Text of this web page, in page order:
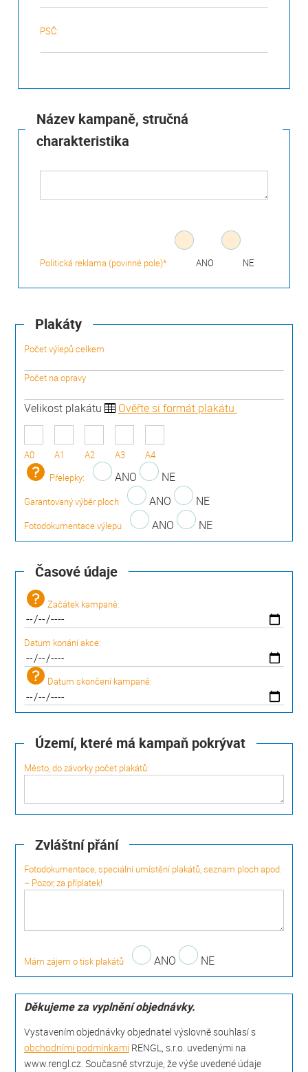
PSČ:
Název kampaně, stručná
charakteristika
Politická reklama (povinné pole)* ANO NE
Plakáty
Počet výlepů celkem
Počet na opravy
Velikost plakátu Ověřte si formát plakátu
A0 A1 A2 A3
A4
Přelepky:
ANO NE
Garantovaný výběr ploch ANO NE
Fotodokumentace výlepu ANO NE
Časové údaje
Začátek kampaně:
Datum konání akce:
Datum skončení kampaně:
Území, které má kampaň pokrývat
Město, do závorky počet plakátů:
Zvláštní přání
Fotodokumentace, speciální umístění plakátů, seznam ploch apod.
– Pozor, za příplatek!
Mám zájem o tisk plakátů ANO NE
Děkujeme za vyplnění objednávky.
Vystavením objednávky objednatel výslovně souhlasí s
obchodními podmínkami RENGL, s.r.o. uvedenými na
www.rengl.cz. Současně stvrzuje, že výše uvedené údaje